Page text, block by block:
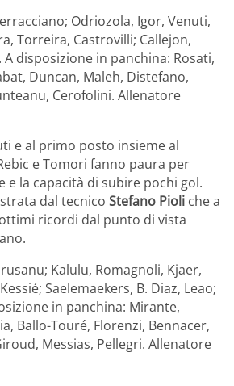
Odriozola, Igor, Venuti,
Torreira, Castrovilli; Callejon,
A disposizione in panchina: Rosati,
Duncan, Maleh, Distefano,
Cerofolini. Allenatore
e al primo posto insieme al
e Tomori fanno paura per
e la capacità di subire pochi gol.
dal tecnico Stefano Pioli che a
ricordi dal punto di vista
Kalulu, Romagnoli, Kjaer,
Saelemaekers, B. Diaz, Leao;
in panchina: Mirante,
Ballo-Touré, Florenzi, Bennacer,
Messias, Pellegri. Allenatore